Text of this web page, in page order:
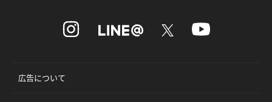
広告について